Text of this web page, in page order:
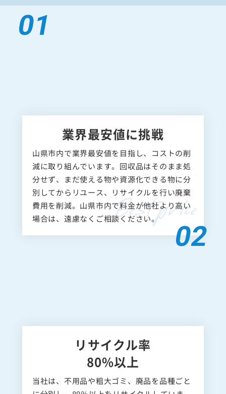
業界最安値に挑戦
山県市内で業界最安値を目指し、コストの削
減に取り組んでいます。回収品はそのまま処
分せず、まだ使える物や資源化できる物に分
別してからリユース、リサイクルを行い廃棄
費用を削減。山県市内で料金が他社より高い
場合は、遠慮なくご相談ください。
リサイクル率
80%以上
当社は、不用品や粗大ゴミ、廃品を品種ごと